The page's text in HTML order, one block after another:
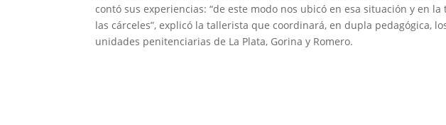
contó sus experiencias: “de este modo nos ubicó en esa situación y en
las cárceles”, explicó la tallerista que coordinará, en dupla pedagógica,
unidades penitenciarias de La Plata, Gorina y Romero.